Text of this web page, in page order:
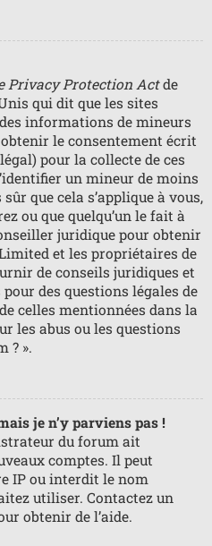
Privacy Protection Actde
qui dit que les sites
informations de mineurs
le consentement écrit
pour la collecte de ces
un mineur de moins
sûr que cela s’applique à vous,
ou que quelqu’un le fait à
juridique pour obtenir
et les propriétaires de
de conseils juridiques et
des questions légales de
celles mentionnées dans la
les abus ou les questions
? ».
je n’y parviens pas !
du forum ait
comptes. Il peut
IP ou interdit le nom
utiliser. Contactez un
obtenir de l’aide.